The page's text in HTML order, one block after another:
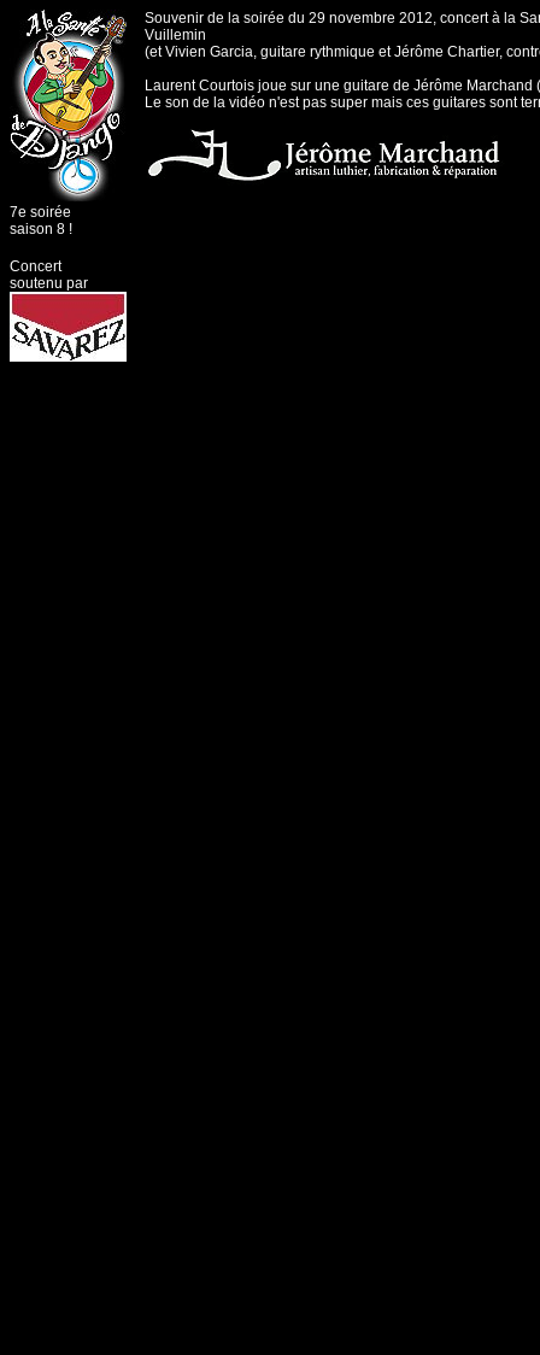
Souvenir de la soirée du 29 novembre 2012, concert à la
Vuillemin
(et Vivien Garcia, guitare rythmique et Jérôme Chartier,
Laurent Courtois joue sur une guitare de Jérôme Marchand (
Le son de la vidéo n'est pas super mais ces guitares sont
7e soirée
saison 8 !
Concert
soutenu par